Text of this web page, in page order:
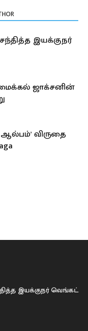
இயக்குநர்
ஜாக்சனின்
ஆல்பம்’ விருதை
இயக்குநர் வெங்கட்